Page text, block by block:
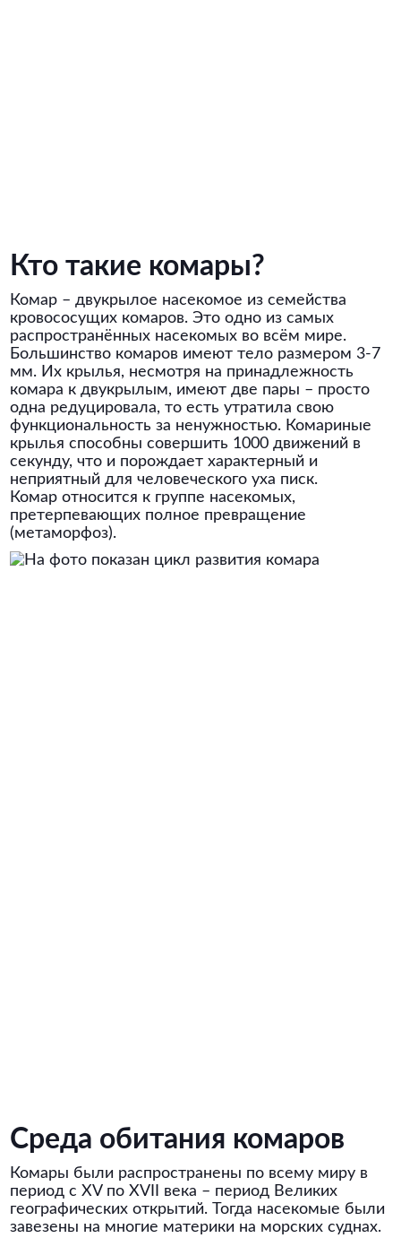
Кто такие комары?
Комар – двукрылое насекомое из семейства
кровососущих комаров. Это одно из самых
распространённых насекомых во всём мире.
Большинство комаров имеют тело размером 3-7
мм. Их крылья, несмотря на принадлежность
комара к двукрылым, имеют две пары – просто
одна редуцировала, то есть утратила свою
функциональность за ненужностью. Комариные
крылья способны совершить 1000 движений в
секунду, что и порождает характерный и
неприятный для человеческого уха писк.
Комар относится к группе насекомых,
претерпевающих полное превращение
(метаморфоз).
Среда обитания комаров
Комары были распространены по всему миру в
период с XV по XVII века – период Великих
географических открытий. Тогда насекомые были
завезены на многие материки на морских суднах.